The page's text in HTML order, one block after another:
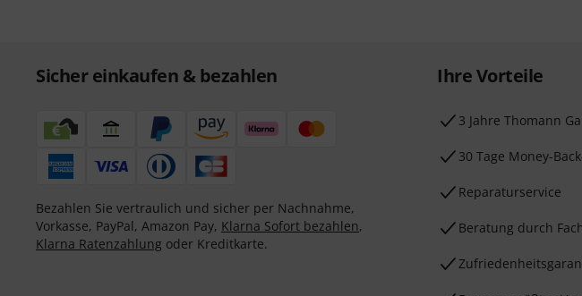
Sicher einkaufen & bezahlen
Bezahlen Sie vertraulich und sicher per Nachnahme,
Vorkasse, PayPal, Amazon Pay, Klarna Sofort bezahlen,
Klarna Ratenzahlung oder Kreditkarte.
Ihre Vorteile
3 Jahre Thomann
30 Tage Money-
Reparaturservice
Beratung durch